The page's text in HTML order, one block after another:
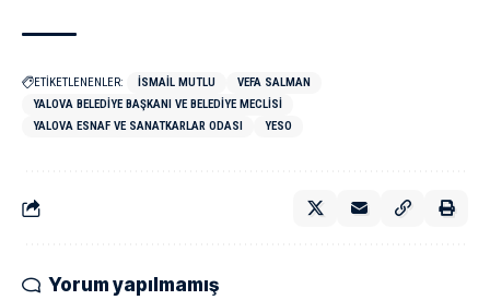
ETİKETLENENLER: İSMAIL MUTLU
VEFA SALMAN
YALOVA BELEDIYE BAŞKANI VE BELEDIYE MECLISI
YALOVA ESNAF VE SANATKARLAR ODASI
YESO
Yorum yapılmamış